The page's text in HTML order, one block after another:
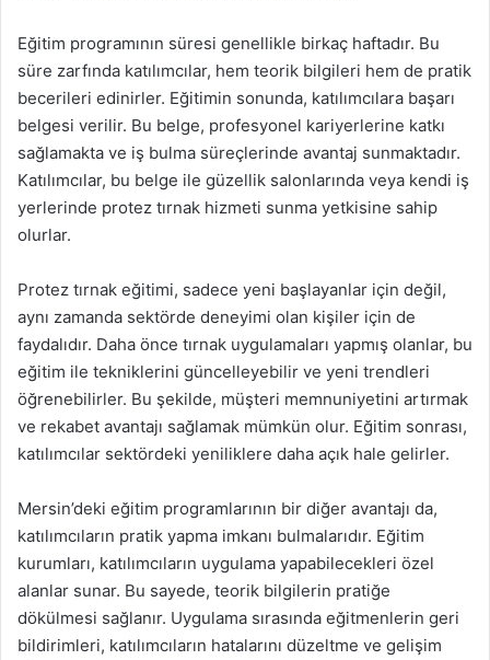
Eğitim programının süresi genellikle birkaç haftadır. Bu
süre zarfında katılımcılar, hem teorik bilgileri hem de pratik
becerileri edinirler. Eğitimin sonunda, katılımcılara başarı
belgesi verilir. Bu belge, profesyonel kariyerlerine katkı
sağlamakta ve iş bulma süreçlerinde avantaj sunmaktadır.
Katılımcılar, bu belge ile güzellik salonlarında veya kendi iş
yerlerinde protez tırnak hizmeti sunma yetkisine sahip
olurlar.
Protez tırnak eğitimi, sadece yeni başlayanlar için değil,
aynı zamanda sektörde deneyimi olan kişiler için de
faydalıdır. Daha önce tırnak uygulamaları yapmış olanlar, bu
eğitim ile tekniklerini güncelleyebilir ve yeni trendleri
öğrenebilirler. Bu şekilde, müşteri memnuniyetini artırmak
ve rekabet avantajı sağlamak mümkün olur. Eğitim sonrası,
katılımcılar sektördeki yeniliklere daha açık hale gelirler.
Mersin’deki eğitim programlarının bir diğer avantajı da,
katılımcıların pratik yapma imkanı bulmalarıdır. Eğitim
kurumları, katılımcıların uygulama yapabilecekleri özel
alanlar sunar. Bu sayede, teorik bilgilerin pratiğe
dökülmesi sağlanır. Uygulama sırasında eğitmenlerin geri
bildirimleri, katılımcıların hatalarını düzeltme ve gelişim